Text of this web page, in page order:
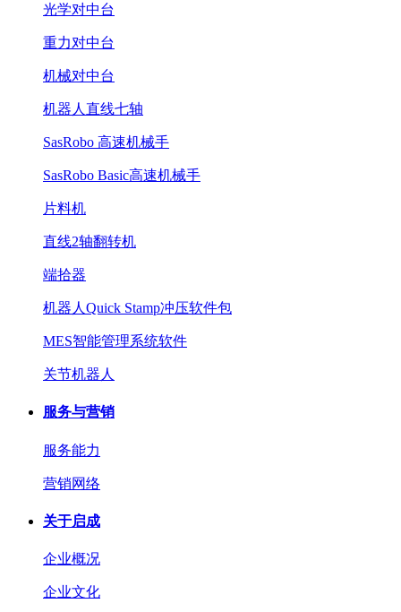
光学对中台
重力对中台
机械对中台
机器人直线七轴
SasRobo 高速机械手
SasRobo Basic高速机械手
片料机
直线2轴翻转机
端拾器
机器人Quick Stamp冲压软件包
MES智能管理系统软件
关节机器人
服务与营销
服务能力
营销网络
关于启成
企业概况
企业文化